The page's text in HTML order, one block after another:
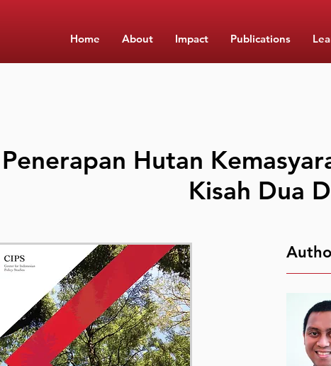
Home About Impact Publications
Penerapan Hutan
Kisah Dua